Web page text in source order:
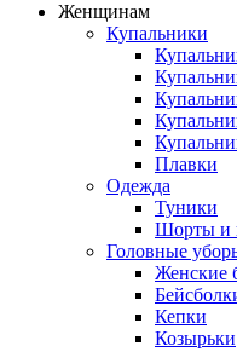
Женщинам
Купальники
Плавки
Одежда
Туники
Шорты и
Головные
Женские
Кепки
Козырьки